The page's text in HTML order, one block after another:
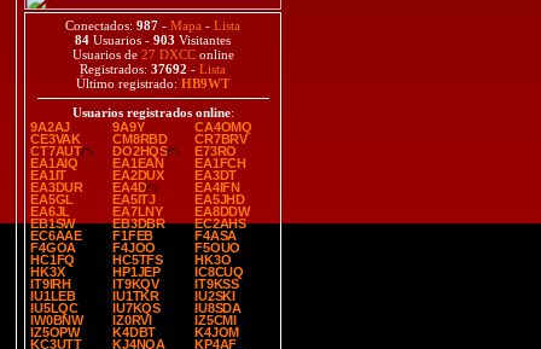
Conectados: 987 - Mapa - Lista
84 Usuarios - 903 Visitantes
Usuarios de 27 DXCConline
Registrados: 37692 - Lista
Último registrado: HB9WT
Usuarios registrados online:
9A2AJ
9A9Y
CA4OMQ
CE3VAK
CM8RBD
CR7BRV
CT7AUT
DO2HQS
E73RO
EA1AIQ
EA1EAN
EA1FCH
EA1IT
EA2DUX
EA3DT
EA3DUR
EA4D
EA4IFN
EA5GL
EA5ITJ
EA5JHD
EA6JL
EA7LNY
EA8DDW
EB1SW
EB3DBR
EC2AHS
EC6AAE
F1FEB
F4ASA
F4GOA
F4JOO
F5OUO
HC1FQ
HC5TFS
HK3O
HK3X
HP1JEP
IC8CUQ
IT9IRH
IT9KQV
IT9KSS
IU1LEB
IU1TKR
IU2SKI
IU5LQC
IU7KQS
IU8SDA
IW0BNW
IZ0RVI
IZ5CMI
IZ5OPW
K4DBT
K4JOM
KC3UTT
KJ4NQA
KP4AF